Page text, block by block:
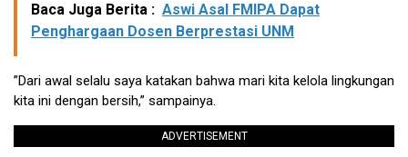
Baca Juga Berita : Aswi Asal FMIPA Dapat
Penghargaan Dosen Berprestasi UNM
​”Dari awal selalu saya katakan bahwa mari kita kelola lingkungan
kita ini dengan bersih,” sampainya.
ADVERTISEMENT